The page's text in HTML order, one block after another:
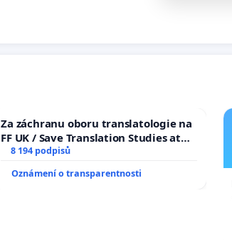
Za záchranu oboru translatologie na
FF UK / Save Translation Studies at
the Faculty of Arts, Charles
8 194 podpisů
Oznámení o transparentnosti